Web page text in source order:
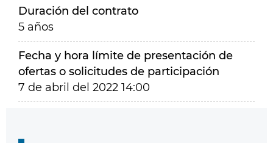
Duración del contrato
5 años
Fecha y hora límite de presentación de
ofertas o solicitudes de participación
7 de abril del 2022 14:00